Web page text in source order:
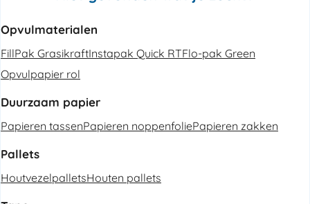
Opvulmaterialen
FillPak GrasikraftInstapak Quick RTFlo-pak Green
Opvulpapier rol
Duurzaam papier
Papieren tassenPapieren noppenfoliePapieren zakken
Pallets
HoutvezelpalletsHouten pallets